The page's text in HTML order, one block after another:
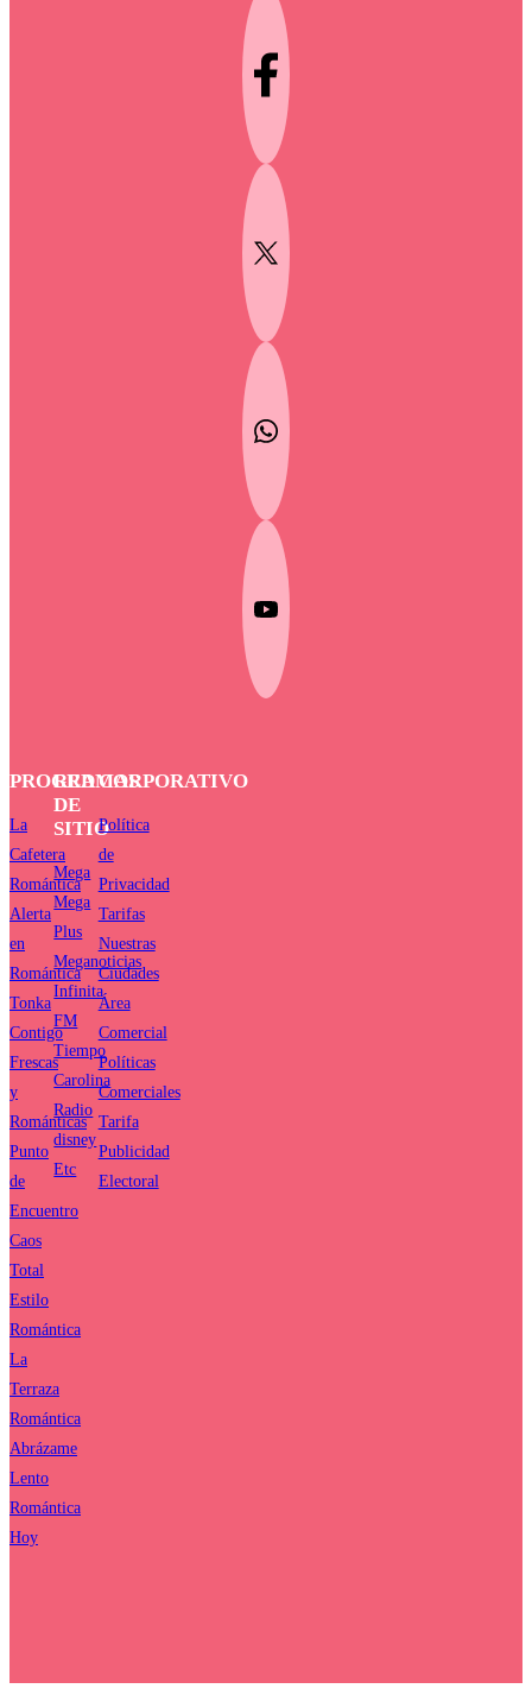
PROGRAMAS
La
Cafetera
Romántica
Alerta
en
Romántica
Tonka
Contigo
Frescas
y
Románticas
Punto
de
Encuentro
Caos
Total
Estilo
Romántica
La
Terraza
Romántica
Abrázame
Lento
Romántica
Hoy
RED
DE
SITIO
Mega
Mega
Plus
Meganoticias
Infinita
FM
Tiempo
Carolina
Radio
disney
Etc
CORPORATIVO
Política
de
Privacidad
Tarifas
Nuestras
Ciudades
Área
Comercial
Políticas
Comerciales
Tarifa
Publicidad
Electoral